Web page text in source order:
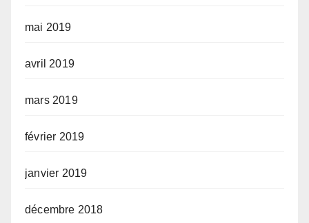
mai 2019
avril 2019
mars 2019
février 2019
janvier 2019
décembre 2018